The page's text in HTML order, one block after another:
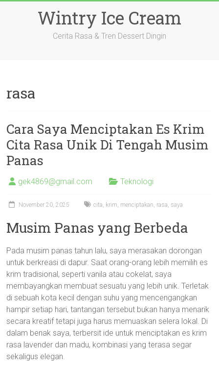
Wintry Ice Cream
Cerita Rasa & Tren Dessert Dingin
rasa
Cara Saya Menciptakan Es Krim
Cita Rasa Unik Di Tengah Musim
Panas
gek4869@gmail.com Teknologi
November 20, 2025 cita, krim, menciptakan, rasa, saya
Musim Panas yang Berbeda
Pada musim panas tahun lalu, saya merasakan dorongan
untuk berkreasi di dapur. Saat orang-orang lebih memilih es
krim tradisional, seperti vanila atau cokelat, saya
membayangkan membuat sesuatu yang lebih unik. Terletak
di sebuah kota kecil dengan suhu yang mencengangkan
hampir setiap hari, tantangan tersebut bukan hanya menarik
secara kreatif tetapi juga harus memuaskan selera lokal. Di
dalam benak saya, terbersit ide untuk menciptakan es krim
rasa lavender dan madu, kombinasi yang terasa segar
sekaligus elegan.